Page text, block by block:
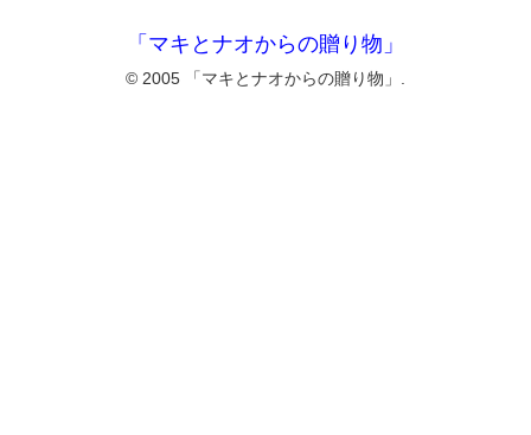
「マキとナオからの贈り物」
© 2005 「マキとナオからの贈り物」.